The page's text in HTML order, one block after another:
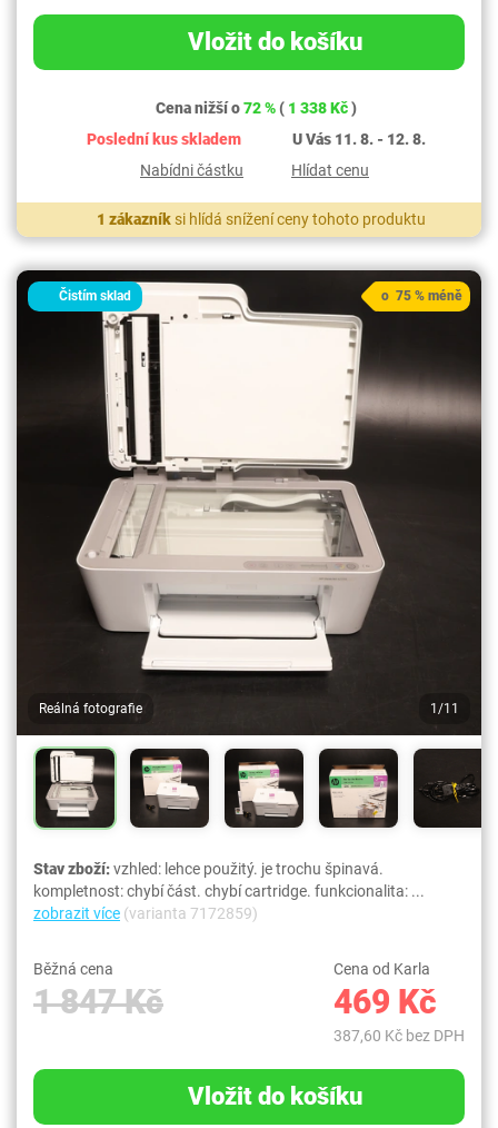
Vložit do košíku
Cena nižší o72 % ( 1 338 Kč)
Poslední kus skladem
U Vás 11. 8. - 12. 8.
Nabídni částku
Hlídat cenu
1 zákazník si hlídá snížení ceny tohoto produktu
Čistím sklad
Reálná fotografie 1/11
o 75 % méně
Stav zboží:vzhled: lehce použitý. je trochu špinavá.
kompletnost: chybí část. chybí cartridge. funkcionalita: ...
zobrazit více (varianta 7172859)
Běžná cena
1 847 Kč
Cena od Karla
469 Kč
387,60 Kč bez DPH
Vložit do košíku